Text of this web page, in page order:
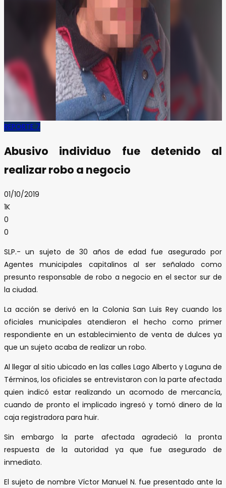
REPORTE 7
Abusivo individuo fue detenido al
realizar robo a negocio
01/10/2019
1K
0
0
SLP.- un sujeto de 30 años de edad fue asegurado por
Agentes municipales capitalinos al ser señalado como
presunto responsable de robo a negocio en el sector sur de
la ciudad.
La acción se derivó en la Colonia San Luis Rey cuando los
oficiales municipales atendieron el hecho como primer
respondiente en un establecimiento de venta de dulces ya
que un sujeto acaba de realizar un robo.
Al llegar al sitio ubicado en las calles Lago Alberto y Laguna de
Términos, los oficiales se entrevistaron con la parte afectada
quien indicó estar realizando un acomodo de mercancía,
cuando de pronto el implicado ingresó y tomó dinero de la
caja registradora para huir.
Sin embargo la parte afectada agradeció la pronta
respuesta de la autoridad ya que fue asegurado de
inmediato.
El sujeto de nombre Víctor Manuel N. fue presentado ante la